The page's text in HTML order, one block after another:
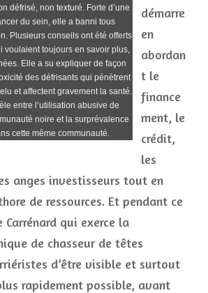
défrisé, non texturé. Forte d’une
du sein, elle a banni tous
Plusieurs conseils ont été offerts
voulaient toujours en savoir plus,
Elle a su expliquer de façon
des défrisants qui pénètrent
et affectent gravement la santé.
entre l’utilisation abusive de
noire et la surprévalence
cette même communauté.
démarre
en
abordan
t le
finance
ment, le
crédit,
les
anges investisseurs tout en
de ressources. Et pendant ce
qui exerce la
de chasseur de têtes
d’être visible et surtout
rapidement possible, avant